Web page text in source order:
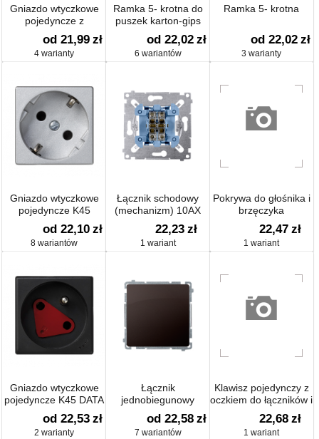
Gniazdo wtyczkowe
pojedyncze z
uziemieniem typu
Schuko z przesłonami
torów prądowych
od 21,99 zł
4 warianty
Ramka 5- krotna do
puszek karton-gips
od 22,02 zł
6 wariantów
Ramka 5- krotna
od 22,02 zł
3 warianty
Gniazdo wtyczkowe
pojedyncze K45
SCHUKO 16A 250V
od 22,10 zł
8 wariantów
Łącznik schodowy
(mechanizm) 10AX
250V, szybkozłącza,
nie dotyczy
22,23 zł
1 wariant
Pokrywa do głośnika i
brzęczyka
22,47 zł
1 wariant
Gniazdo wtyczkowe
pojedyncze K45 DATA
z bolcem
uziemiającym
od 22,53 zł
2 warianty
Łącznik
jednobiegunowy
(moduł)
od 22,58 zł
7 wariantów
Klawisz pojedynczy z
oczkiem do łączników i
przycisków
podświetlanych
22,68 zł
1 wariant